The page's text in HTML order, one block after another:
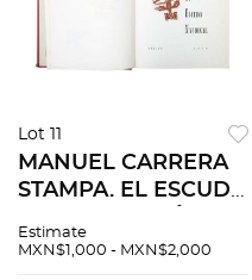
Lot 11
MANUEL CARRERA
STAMPA. EL ESCUDO
SECRETARÍA DE
Estimate
MXN$1,000 - MXN$2,000